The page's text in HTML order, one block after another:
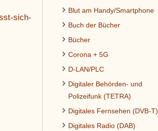
sich-
Blut am Handy/Smartphone
Buch der Bücher
Bücher
Corona + 5G
D-LAN/PLC
Digitaler Behörden- und
Polizeifunk (TETRA)
Digitales Fernsehen (DVB-T)
Digitales Radio (DAB)